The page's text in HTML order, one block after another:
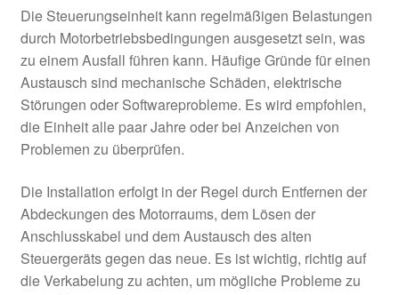
Die Steuerungseinheit kann regelmäßigen Belastungen
durch Motorbetriebsbedingungen ausgesetzt sein, was
zu einem Ausfall führen kann. Häufige Gründe für einen
Austausch sind mechanische Schäden, elektrische
Störungen oder Softwareprobleme. Es wird empfohlen,
die Einheit alle paar Jahre oder bei Anzeichen von
Problemen zu überprüfen.
Die Installation erfolgt in der Regel durch Entfernen der
Abdeckungen des Motorraums, dem Lösen der
Anschlusskabel und dem Austausch des alten
Steuergeräts gegen das neue. Es ist wichtig, richtig auf
die Verkabelung zu achten, um mögliche Probleme zu